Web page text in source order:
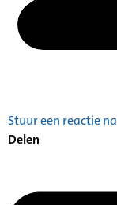
Stuur een reactie
Delen